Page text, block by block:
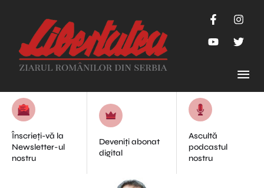
Înscrieți-vă la
Newsletter-ul
nostru
Deveniți abonat
digital
Ascultă
podcastul
nostru